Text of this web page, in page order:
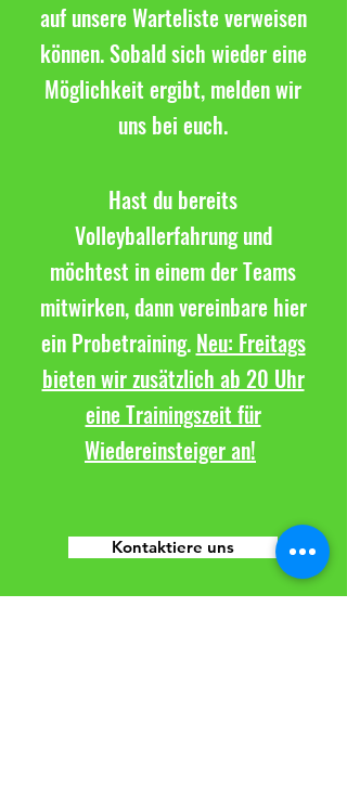
auf unsere Warteliste verweisen
können. Sobald sich wieder eine
Möglichkeit ergibt, melden wir
uns bei euch.
Hast du bereits
Volleyballerfahrung und
möchtest in einem der Teams
mitwirken, dann vereinbare hier
ein Probetraining. Neu: Freitags
bieten wir zusätzlich ab 20 Uhr
eine Trainingszeit für
Wiedereinsteiger an!
Kontaktiere uns